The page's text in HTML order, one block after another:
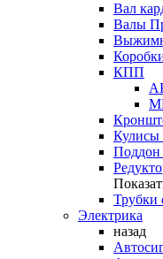
Вал
Валы
КПП
Электрика
назад